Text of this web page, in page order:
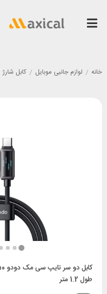
خانه / لوازم جانبی موبایل / کابل شارژ
طول 1.2 متر